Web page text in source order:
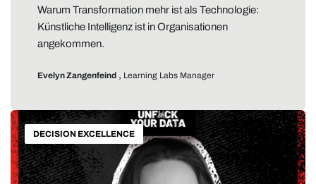
Warum Transformation mehr ist als Technologie:
Künstliche Intelligenz ist in Organisationen
angekommen.
Evelyn Zangenfeind, Learning Labs Manager
DECISION EXCELLENCE